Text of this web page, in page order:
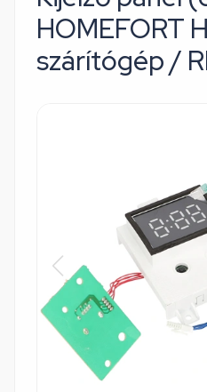
HOMEFORT
szárítógép /